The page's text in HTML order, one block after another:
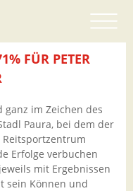
FÜR PETER
ganz im Zeichen des
Paura, bei dem der
Reitsportzentrum
Erfolge verbuchen
mit Ergebnissen
sein Können und